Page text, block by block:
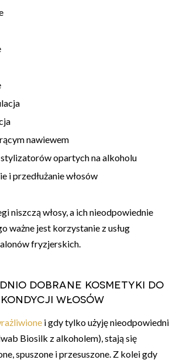
nawiewem
opartych na alkoholu
i przedłużanie włosów
niszczą włosy, a ich nieodpowiednie
ważne jest korzystanie z usług
fryzjerskich.
dobrane kosmetyki do
włosów
i gdy tylko użyję nieodpowiedni
Biosilk z alkoholem), stają się
spuszone i przesuszone. Z kolei gdy